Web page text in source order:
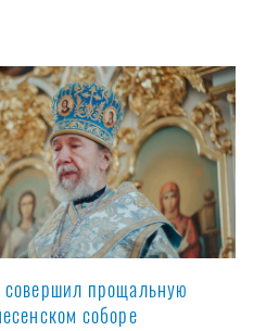
прощальную
соборе